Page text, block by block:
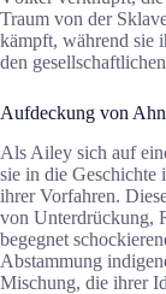
Traum von der
kämpft, während sie
den
Aufdeckung von
Als Ailey sich auf
sie in die
ihrer Vorfahren.
von Unterdrückung,
begegnet
Abstammung
Mischung, die ihrer